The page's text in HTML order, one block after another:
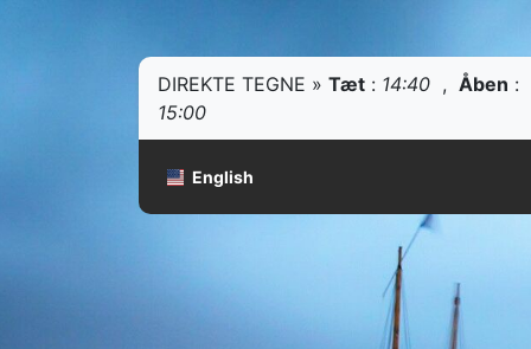
DIREKTE TEGNE » Tæt : 14:40 , Åben :
15:00
English